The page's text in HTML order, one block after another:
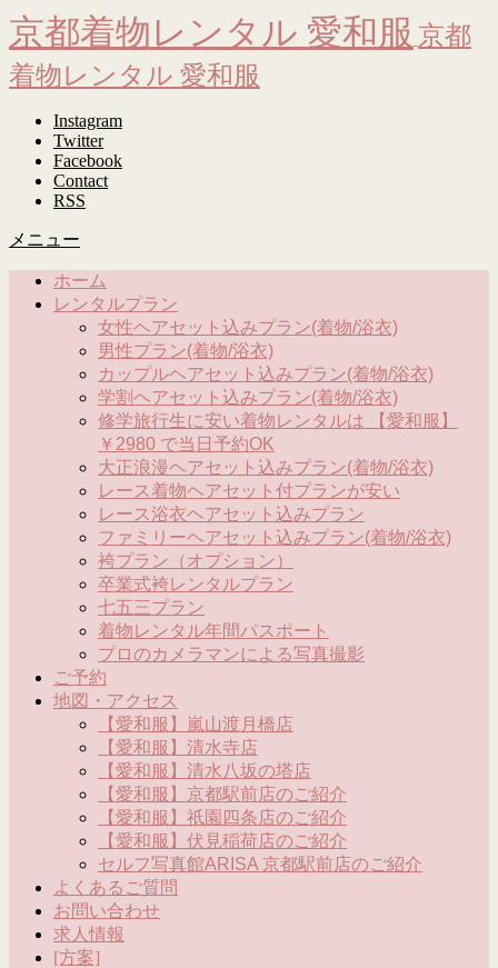
京都着物レンタル 愛和服 京都
着物レンタル 愛和服
Instagram
Twitter
Facebook
Contact
RSS
メニュー
ホーム
レンタルプラン
女性ヘアセット込みプラン(着物/浴衣)
男性プラン(着物/浴衣)
カップルヘアセット込みプラン(着物/浴衣)
学割ヘアセット込みプラン(着物/浴衣)
修学旅行生に安い着物レンタルは 【愛和服】
￥2980 で当日予約OK
大正浪漫ヘアセット込みプラン(着物/浴衣)
レース着物ヘアセット付プランが安い
レース浴衣ヘアセット込みプラン
ファミリーヘアセット込みプラン(着物/浴衣)
袴プラン（オプション）
卒業式袴レンタルプラン
七五三プラン
着物レンタル年間パスポート
プロのカメラマンによる写真撮影
ご予約
地図・アクセス
【愛和服】嵐山渡月橋店
【愛和服】清水寺店
【愛和服】清水八坂の塔店
【愛和服】京都駅前店のご紹介
【愛和服】祇園四条店のご紹介
【愛和服】伏見稲荷店のご紹介
セルフ写真館ARISA 京都駅前店のご紹介
よくあるご質問
お問い合わせ
求人情報
[方案]